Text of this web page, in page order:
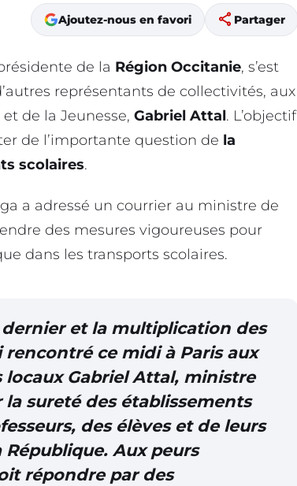
Ajoutez-nous en favori share Partager
de la Région Occitanie, s’est
représentants de collectivités, aux
de la Jeunesse, Gabriel Attal. L’objectif
de l’importante question de la
scolaires.
a adressé un courrier au ministre de
des mesures vigoureuses pour
dans les transports scolaires.
et la multiplication des
rencontré ce midi à Paris aux
locaux Gabriel Attal, ministre
sureté des établissements
des élèves et de leurs
Aux peurs
répondre par des